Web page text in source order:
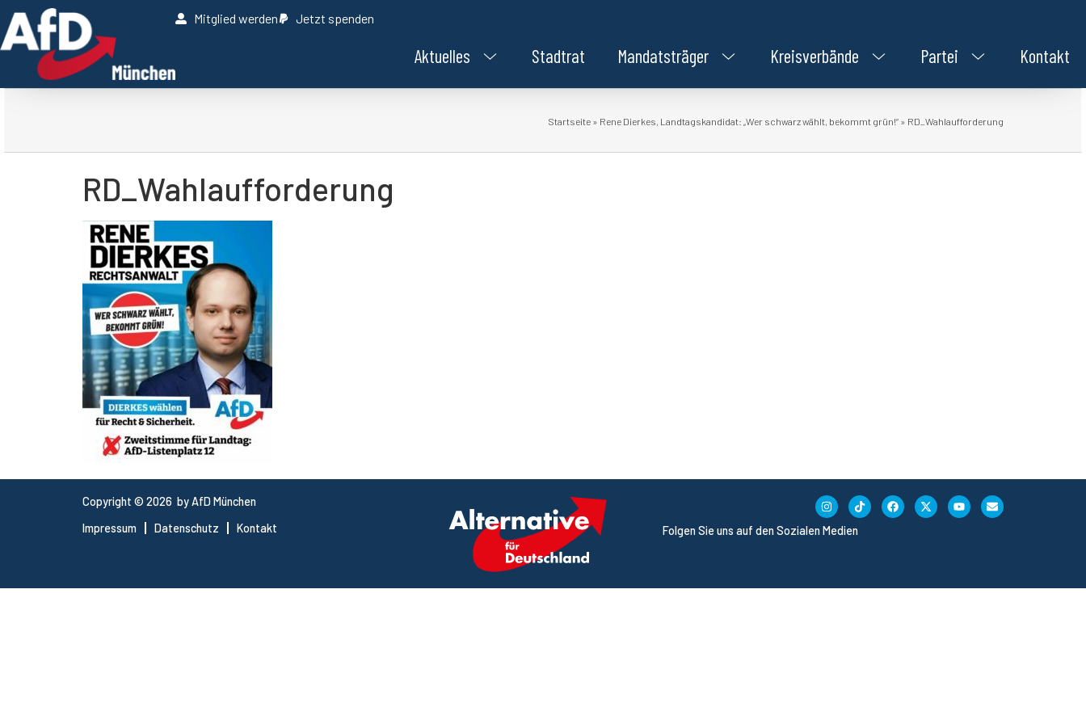
Mitglied werden Jetzt spenden
Aktuelles Stadtrat Mandatsträger Kreisverbände Partei Kontakt
Startseite » Rene Dierkes, Landtagskandidat: „Wer schwarz wählt, bekommt grün!“ » RD_Wahlaufforderung
RD_Wahlaufforderung
Copyright © 2026 by AfD München
Impressum
Datenschutz Kontakt Folgen Sie uns auf den Sozialen Medien